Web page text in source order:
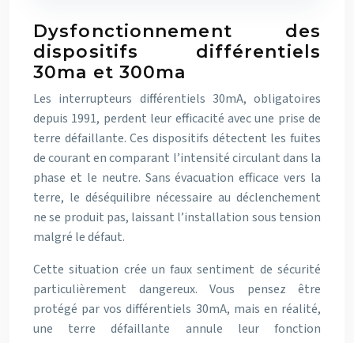
Dysfonctionnement des
dispositifs différentiels
30ma et 300ma
Les interrupteurs différentiels 30mA, obligatoires
depuis 1991, perdent leur efficacité avec une prise de
terre défaillante. Ces dispositifs détectent les fuites
de courant en comparant l’intensité circulant dans la
phase et le neutre. Sans évacuation efficace vers la
terre, le déséquilibre nécessaire au déclenchement
ne se produit pas, laissant l’installation sous tension
malgré le défaut.
Cette situation crée un faux sentiment de sécurité
particulièrement dangereux. Vous pensez être
protégé par vos différentiels 30mA, mais en réalité,
une terre défaillante annule leur fonction